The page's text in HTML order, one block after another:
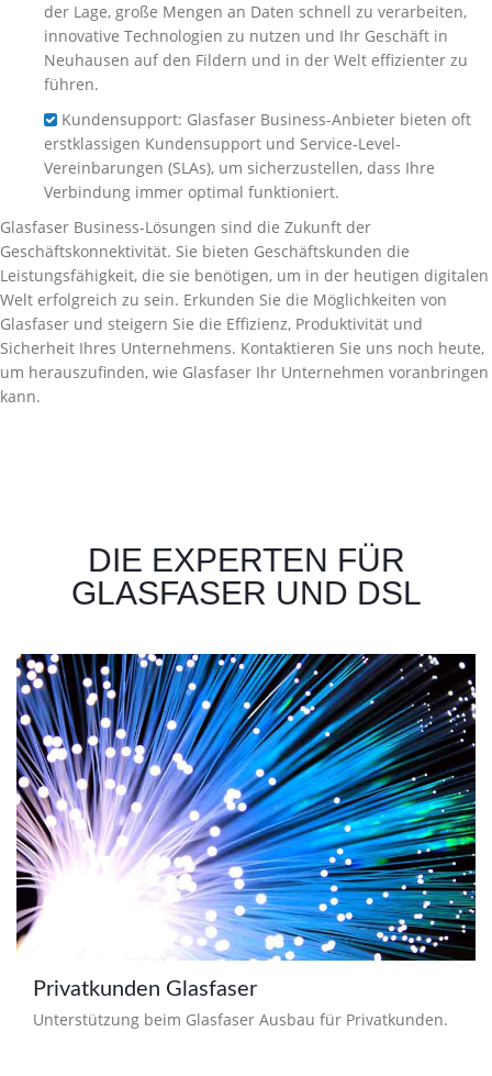
der Lage, große Mengen an Daten schnell zu verarbeiten,
innovative Technologien zu nutzen und Ihr Geschäft in
Neuhausen auf den Fildern und in der Welt effizienter zu
führen.
Kundensupport: Glasfaser Business-Anbieter bieten oft
erstklassigen Kundensupport und Service-Level-
Vereinbarungen (SLAs), um sicherzustellen, dass Ihre
Verbindung immer optimal funktioniert.
Glasfaser Business-Lösungen sind die Zukunft der
Geschäftskonnektivität. Sie bieten Geschäftskunden die
Leistungsfähigkeit, die sie benötigen, um in der heutigen digitalen
Welt erfolgreich zu sein. Erkunden Sie die Möglichkeiten von
Glasfaser und steigern Sie die Effizienz, Produktivität und
Sicherheit Ihres Unternehmens. Kontaktieren Sie uns noch heute,
um herauszufinden, wie Glasfaser Ihr Unternehmen voranbringen
kann.
DIE EXPERTEN FÜR
GLASFASER UND DSL
Privatkunden Glasfaser
Unterstützung beim Glasfaser Ausbau für Privatkunden.